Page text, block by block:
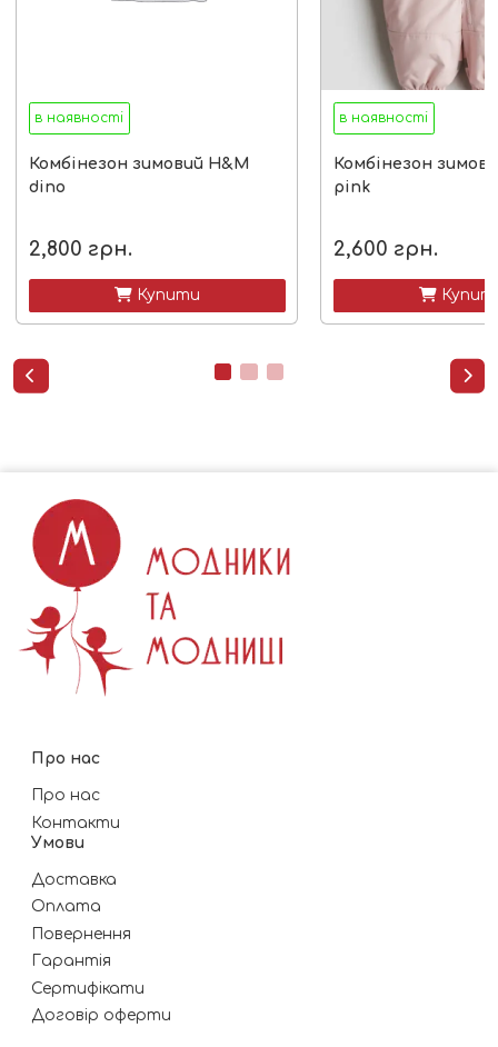
в наявності
Комбінезон зимовий H&M
dino
2,800 грн.
 Купити
в наявності
Комбінезон
pink
2,600 грн.

 
Про нас
Про нас
Контакти
Умови
Доставка
Оплата
Повернення
Гарантія
Сертифікати
Договір оферти